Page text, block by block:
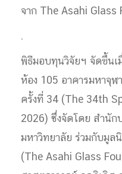
จาก The Asahi
.
พิธีมอบทุนวิจัยฯ จัดขึ้น
ห้อง 105 อาคารมหาจุ
ครั้งที่ 34 (The 34th
2026) ซึ่งจัดโดย สำนั
มหาวิทยาลัย ร่วมกับมูล
(The Asahi Glass